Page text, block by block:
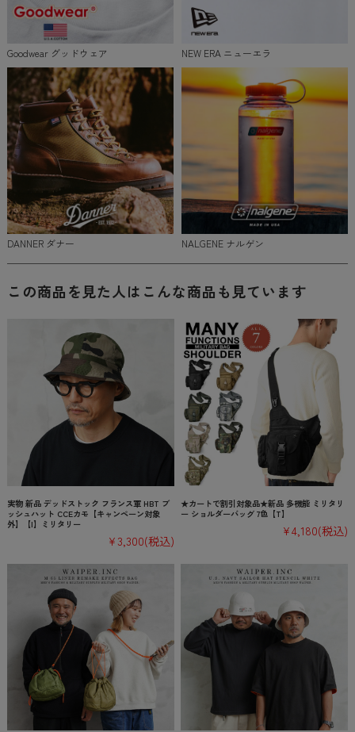
Goodwear グッドウェア NEW ERA ニューエラ
DANNER ダナー NALGENE ナルゲン
この商品を見た人はこんな商品も見ています
実物 新品 デッドストック フランス軍 HBT ブ
ッシュハット CCEカモ【キャンペーン対象
外】【I】ミリタリー
¥3,300(税込)
★カートで割引対象品★新品 多機能 ミリタリ
ー ショルダーバッグ 7色【T】
¥4,180(税込)